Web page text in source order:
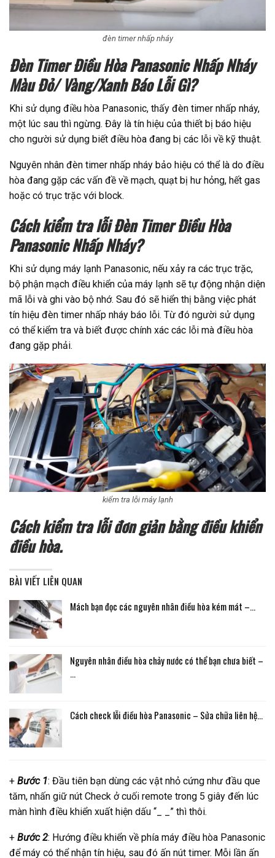
đèn timer nhấp nháy
Đèn Timer Điều Hòa Panasonic Nhấp Nháy
Màu Đỏ/ Vàng/Xanh Báo Lỗi Gì?
Khi sử dụng điều hòa Panasonic, thấy đèn timer nhấp nháy,
một lúc sau thì ngừng. Đây là tín hiệu của thiết bị báo hiệu
cho người sử dụng biết điều hòa đang bị các lỗi về kỹ thuật.
Nguyên nhân đèn timer nhấp nháy bảo hiệu có thể là do điều
hòa đang gặp các vấn đề về mạch, quạt bị hư hỏng, hết gas
hoặc có trục trặc với block.
Cách kiểm tra lỗi Đèn Timer Điều Hòa
Panasonic Nhấp Nháy?
Khi sử dụng máy lạnh Panasonic, nếu xảy ra các trục trặc,
bộ phận mạch điều khiển của máy lạnh sẽ tự động nhận diện
mã lỗi và ghi vào bộ nhớ. Sau đó sẽ hiển thị bằng việc phát
tín hiệu đèn timer nhấp nháy báo lỗi. Từ đó người sử dụng
có thể kiểm tra và biết được chính xác các lỗi mà điều hòa
đang gặp phải.
kiểm tra lỗi máy lạnh
Cách kiểm tra lỗi đơn giản bằng điều khiển
điều hòa.
BÀI VIẾT LIÊN QUAN
Mách bạn đọc các nguyên nhân điều hòa kém mát –…
Nguyên nhân điều hòa chảy nước có thể bạn chưa biết –
…
Cách check lỗi điều hòa Panasonic – Sửa chữa liên hệ…
+ Bước 1: Đầu tiên bạn dùng các vật nhỏ cứng như đầu que
tăm, nhấn giữ nút Check ở cuối remote trong 5 giây đến lúc
màn hình điều khiển xuất hiện dấu “_ _” thì thôi.
+ Bước 2: Hướng điều khiển về phía máy điều hòa Panasonic
để máy có thể nhận tín hiệu, sau đó ấn nút timer. Mỗi lần ấn